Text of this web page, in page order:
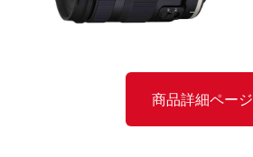
商品詳細ページ